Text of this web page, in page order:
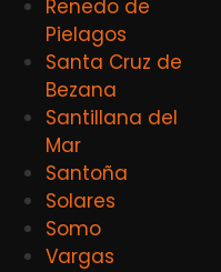
Renedo de
Pielagos
Santa Cruz de
Bezana
Santillana del
Mar
Santoña
Solares
Somo
Vargas